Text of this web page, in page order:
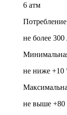
6 атм
не более
не ниже +10
не выше +80